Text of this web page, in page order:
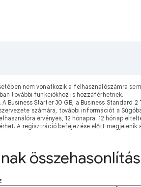
nem vonatkozik a felhasználószámra
további funkciókhoz is hozzáférhetnek.
Starter 30 GB, a Business Standard 2
számára, további információt a
érvényes, 12 hónapra. 12 hónap
A regisztráció befejezése előtt megjelenik